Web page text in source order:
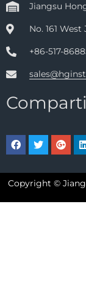
Jiangsu
No. 161
+86-517-
Copyright ©